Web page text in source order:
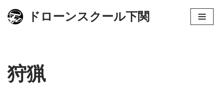
コ
ン
ツ
ドローンスクール下関
狩猟